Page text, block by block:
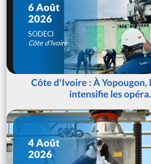
6 Août
2026
SODECI
Côte d'Ivoire
Côte d'Ivoire : À Yopougon,
intensifie les
4 Août
2026